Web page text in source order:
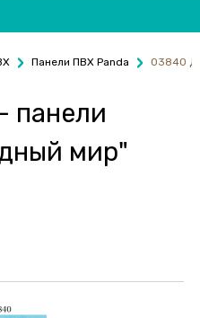
Панели ПВХ Panda 03840
панели
мир"